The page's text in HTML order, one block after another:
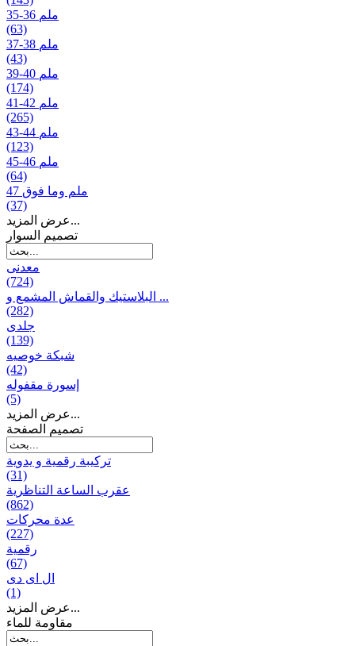
35-36 ملم
(63)
37-38 ملم
(43)
39-40 ملم
(174)
41-42 ملم
(265)
43-44 ملم
(123)
45-46 ملم
(64)
47 ملم وما فوق
(37)
عرض المزيد...
تصمیم السوار
معدنی
(724)
البلاستيك والقماش المشمع و ...
(282)
جلدی
(139)
شبكة خوصیه
(42)
إسورة مقفوله
(5)
عرض المزيد...
تصميم الصفحة
تركيبة رقمية و يدوية
(31)
عقرب الساعة التناظرية
(862)
عدة محركات
(227)
رقمية
(67)
ال ای دی
(1)
عرض المزيد...
مقاومة للماء